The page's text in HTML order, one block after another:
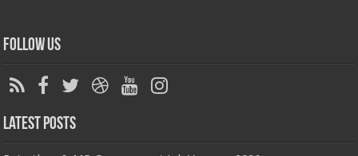
Follow Us
Latest Posts